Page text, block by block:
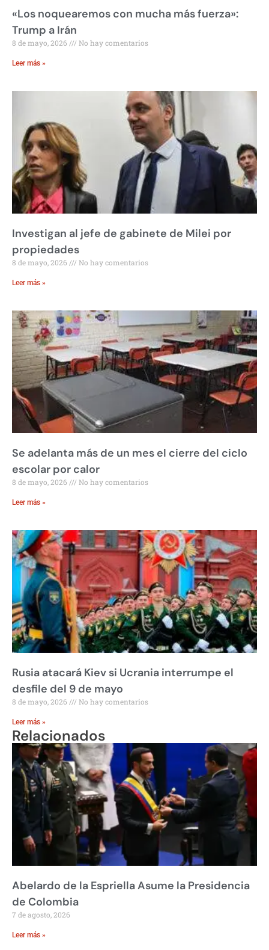
«Los noquearemos con mucha más fuerza»:
Trump a Irán
8 de mayo, 2026 No hay comentarios
Leer más »
Investigan al jefe de gabinete de Milei por
propiedades
8 de mayo, 2026 No hay comentarios
Leer más »
Se adelanta más de un mes el cierre del ciclo
escolar por calor
8 de mayo, 2026 No hay comentarios
Leer más »
Rusia atacará Kiev si Ucrania interrumpe el
desfile del 9 de mayo
8 de mayo, 2026 No hay comentarios
Leer más »
Relacionados
Abelardo de la Espriella Asume la Presidencia
de Colombia
7 de agosto, 2026
Leer más »